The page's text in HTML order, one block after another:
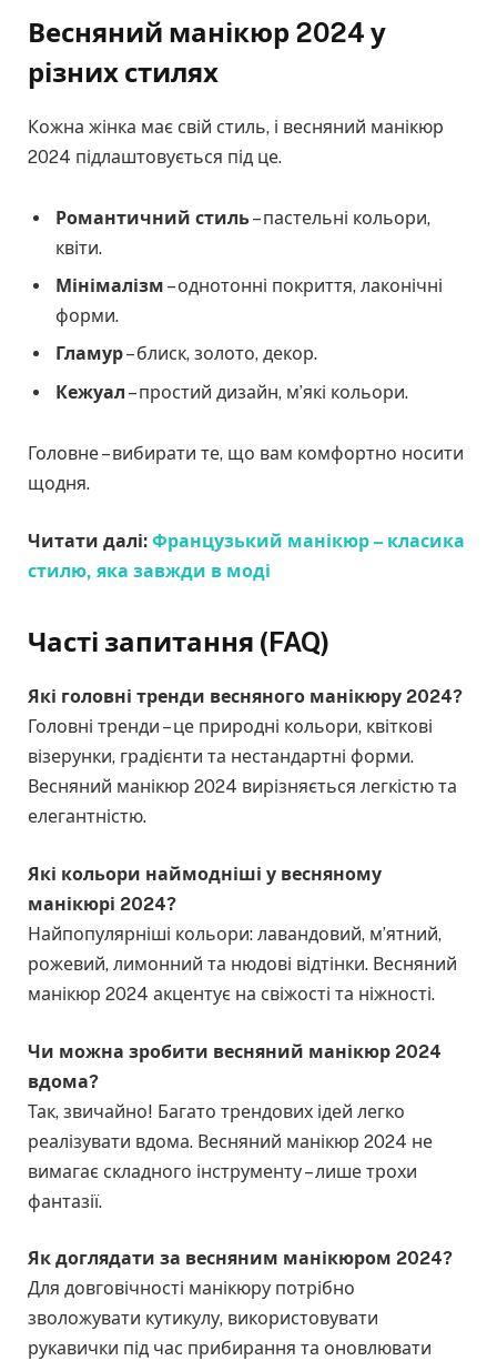
Весняний манікюр 2024 у
різних стилях
Кожна жінка має свій стиль, і весняний манікюр
2024 підлаштовується під це.
Романтичний стиль– пастельні кольори,
квіти.
Мінімалізм – однотонні покриття, лаконічні
форми.
Гламур– блиск, золото, декор.
Кежуал – простий дизайн, м’які кольори.
Головне – вибирати те, що вам комфортно носити
щодня.
Читати далі: Французький манікюр – класика
стилю, яка завжди в моді
Часті запитання (FAQ)
Які головні тренди весняного манікюру 2024?
Головні тренди – це природні кольори, квіткові
візерунки, градієнти та нестандартні форми.
Весняний манікюр 2024 вирізняється легкістю та
елегантністю.
Які кольори наймодніші у весняному
манікюрі 2024?
Найпопулярніші кольори: лавандовий, м’ятний,
рожевий, лимонний та нюдові відтінки. Весняний
манікюр 2024 акцентує на свіжості та ніжності.
Чи можна зробити весняний манікюр 2024
вдома?
Так, звичайно! Багато трендових ідей легко
реалізувати вдома. Весняний манікюр 2024 не
вимагає складного інструменту – лише трохи
фантазії.
Як доглядати за весняним манікюром 2024?
Для довговічності манікюру потрібно
зволожувати кутикулу, використовувати
рукавички під час прибирання та оновлювати